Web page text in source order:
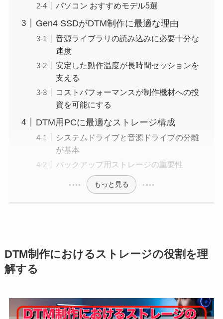
パソコン おすすめモデル5選
Gen4 SSDがDTM制作に最適な理由
音源ライブラリの読み込みに必要十分な
速度
安定した動作温度が長時間セッションを
支える
コストパフォーマンスが制作機材への投
資を可能にする
DTM用PCに最適なストレージ構成
システムドライブと音源ドライブの分離
が基本
バックアップ用ストレージの重要性
もっと見る
DTM制作におけるストレージの役割を理
解する